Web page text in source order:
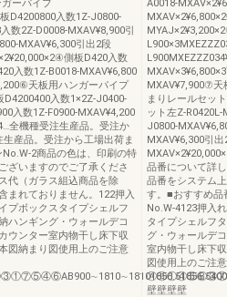
ーパイプ
D4200800入数1Z-J0800-
数2Z-D0008-MXAV¥8,900引
MXAV¥6,300引出2段
側板D420入数
入数1Z-B0018-MXAV¥6,800
天板用ハンガーパイプ
入数1×2Z-J0400-
入数1Z-F0900-MXAV¥4,200
全機種受注生産品。受注か
産品。受注から工場出荷ま
2商品の色は、印刷の特
ざいますのでご了承くださ
代（ガラス組込商品を除
まれておりません。122押入
プボックスタイプシェルフ
ハンギング・ウォールデコ
ウンター室内物干し床下収
図納まり図使用上のご注意
A0018-
MXAV¥7,900⑦天
まりレールセッ
ット左Z-
J0800-
MXAV¥6,300引
品番について詳
品番をシステム
す。■おすすめ品
No.W-4123押入
タイプシェルフ
グ・ウォールデ
室内物干し床下
図使用上のご注
壁壁壁壁